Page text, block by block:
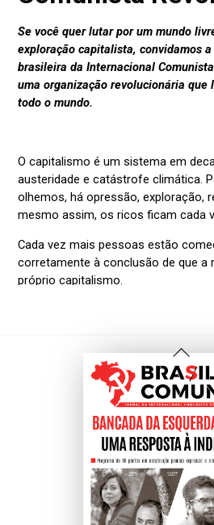
Voltar
Ao
Topo